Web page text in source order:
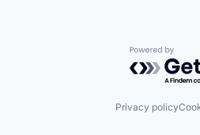
Powered
Privacy policy